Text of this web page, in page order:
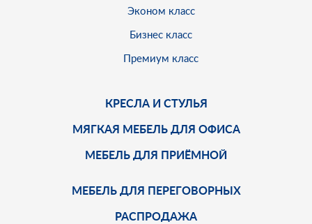
Эконом класс
Бизнес класс
Премиум класс
КРЕСЛА И СТУЛЬЯ
МЯГКАЯ МЕБЕЛЬ ДЛЯ ОФИСА
МЕБЕЛЬ ДЛЯ ПРИЁМНОЙ
МЕБЕЛЬ ДЛЯ ПЕРЕГОВОРНЫХ
РАСПРОДАЖА